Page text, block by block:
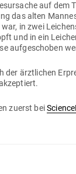
auf dem
das alten
in zwei
und in ein
auf­ge­schoben
der ärzt­lichen
zuerst bei